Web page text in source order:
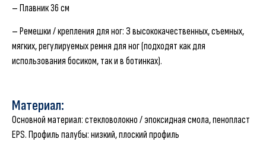
– Плавник 36 см
– Ремешки / крепления для ног: З высококачественных, съемных,
мягких, регулируемых ремня для ног (подходят как для
использования босиком, так и в ботинках).
Материал:
Основной материал: стекловолокно / эпоксидная смола, пенопласт
EPS. Профиль палубы: низкий, плоский профиль